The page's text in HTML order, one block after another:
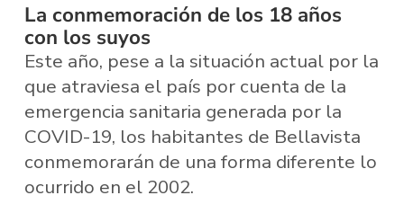
La conmemoración de los 18 años
con los suyos
Este año, pese a la situación actual por la
que atraviesa el país por cuenta de la
emergencia sanitaria generada por la
COVID-19, los habitantes de Bellavista
conmemorarán de una forma diferente lo
ocurrido en el 2002.